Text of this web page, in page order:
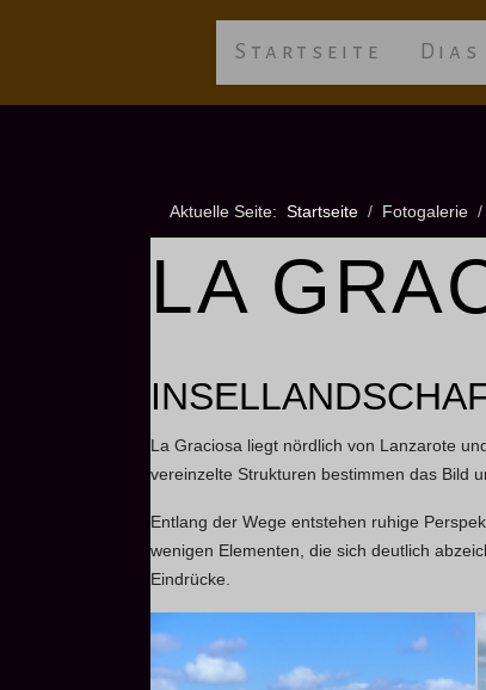
Startseite Dias
Aktuelle Seite: Startseite Fotogalerie
LA
La Graciosa liegt nördlich von Lanzarote
vereinzelte Strukturen bestimmen das Bild
Entlang der Wege entstehen ruhige
wenigen Elementen, die sich deutlich
Eindrücke.